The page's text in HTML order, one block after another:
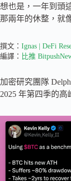
想也是，一年到頭
那兩年的休整，就
撰文： Ignas | DeFi
編譯： 比推
加密研究團隊
2025 年第四季的高